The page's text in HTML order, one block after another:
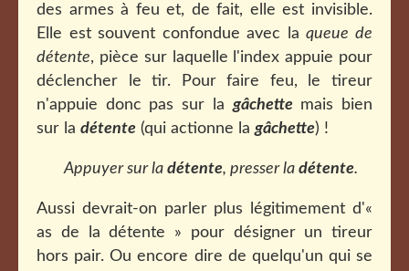
des armes à feu et, de fait, elle est invisible.
Elle est souvent confondue avec laqueue de
détente, pièce sur laquelle l'index appuie pour
déclencher le tir. Pour faire feu, le tireur
n'appuie donc pas sur lagâchettemais bien
sur la détente (qui actionne lagâchette) !
Appuyer sur la détente, presser la détente.
Aussi devrait-on parler plus légitimement d'«
as de la détente » pour désigner un tireur
hors pair. Ou encore dire de quelqu'un qui se